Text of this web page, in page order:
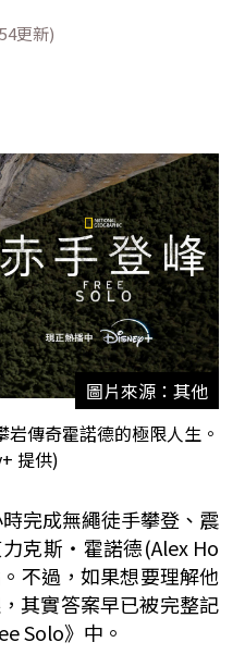
更新)
圖片來源：其他
岩傳奇霍諾德的極限人生。
提供)
完成無繩徒手攀登、震
克斯・霍諾德(Alex Ho
不過，如果想要理解他
其實答案早已被完整記
Solo》中。